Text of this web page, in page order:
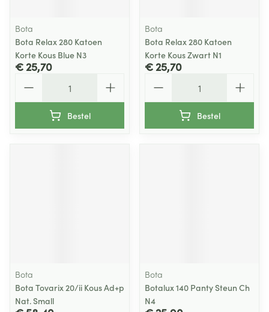
Bota
Bota Relax 280 Katoen
Korte Kous Blue N3
€ 25,70
Bestel
Bota
Bota Relax 280 Katoen
Korte Kous Zwart N1
€ 25,70
Bestel
Bota
Bota Tovarix 20/ii Kous Ad+p
Nat. Small
Bota
Botalux 140 Panty Steun Ch
N4